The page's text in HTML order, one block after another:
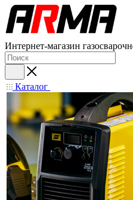
Интернет-магазин
Каталог